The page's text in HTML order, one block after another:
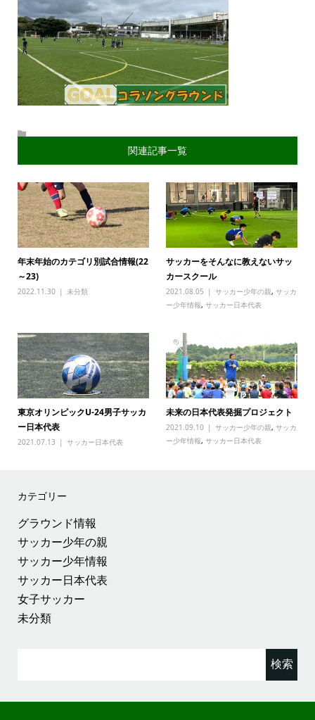
関連記事一覧
年末年始のカテゴリ別試合情報(22
～23)
2022.11.30 未分類
サッカーをそんなに教えないサッ
カースクール
2021.08.05 サッカー少年の親,サッカ
ー少年情報,サッカー日本代表
東京オリンピックU-24男子サッカ
ー日本代表
2021.07.13 サッカー日本代表
未来の日本代表発掘プロジェクト
2021.09.10 サッカー少年の親,サッカ
ー少年情報,サッカー日本代表
カテゴリー
グラウンド情報
サッカー少年の親
サッカー少年情報
サッカー日本代表
女子サッカー
未分類